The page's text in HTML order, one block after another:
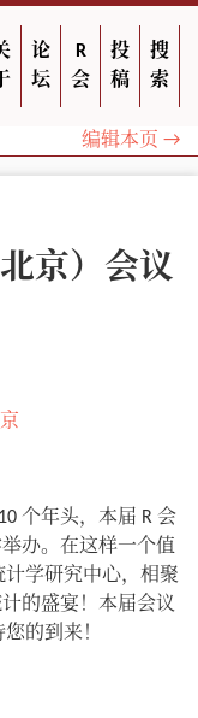
论
坛
R
会
投
稿
搜
索
编辑本页 →
京）会议
个年头，本届 R 会
办。在这样一个值
学研究中心，相聚
的盛宴！本届会议
的到来！